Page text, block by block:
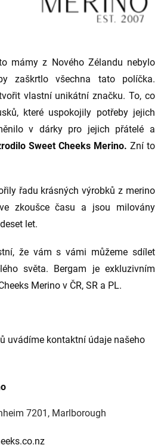
mámy z Nového Zélandu nebylo
zaškrtlo všechna tato políčka.
vlastní unikátní značku. To, co
které uspokojily potřeby jejich
v dárky pro jejich přátelé a
Sweet Cheeks Merino. Zní to
řadu krásných výrobků z merino
zkoušce času a jsou milovány
let.
že vám s vámi můžeme sdílet
světa. Bergam je exkluzivním
Merino v ČR, SR a PL.
uvádíme kontaktní údaje našeho
7201, Marlborough